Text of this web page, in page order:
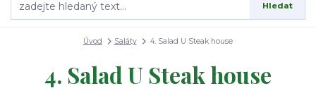
Hledat
Úvod Saláty 4. Salad U Steak house
4. Salad U Steak house